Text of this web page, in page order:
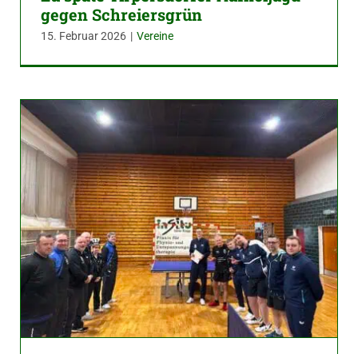
gegen Schreiersgrün
15. Februar 2026 | Vereine